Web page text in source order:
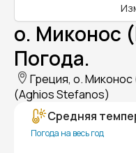
о. Миконос
Погода.
Греция, о.
(Aghios Stefanos)
Средняя
Погода на весь год